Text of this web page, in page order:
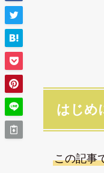
はじめ
この記事